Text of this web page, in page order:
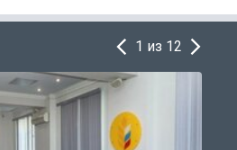
1 из 12